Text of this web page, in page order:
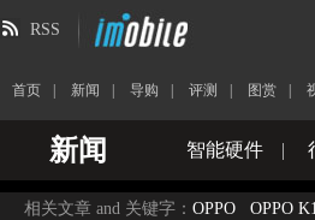
RSS
首页 新闻 导购 评测 图赏
新闻 智能硬件 |
相关文章 and 关键字： OPPO OPPO